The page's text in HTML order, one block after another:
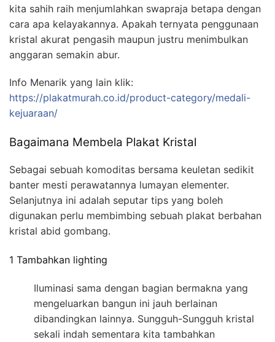
kita sahih raih menjumlahkan swapraja betapa dengan
cara apa kelayakannya. Apakah ternyata penggunaan
kristal akurat pengasih maupun justru menimbulkan
anggaran semakin abur.
Info Menarik yang lain klik:
https://plakatmurah.co.id/product-category/medali-
kejuaraan/
Bagaimana Membela Plakat Kristal
Sebagai sebuah komoditas bersama keuletan sedikit
banter mesti perawatannya lumayan elementer.
Selanjutnya ini adalah seputar tips yang boleh
digunakan perlu membimbing sebuah plakat berbahan
kristal abid gombang.
1 Tambahkan lighting
Iluminasi sama dengan bagian bermakna yang
mengeluarkan bangun ini jauh berlainan
dibandingkan lainnya. Sungguh-Sungguh kristal
sekali indah sementara kita tambahkan